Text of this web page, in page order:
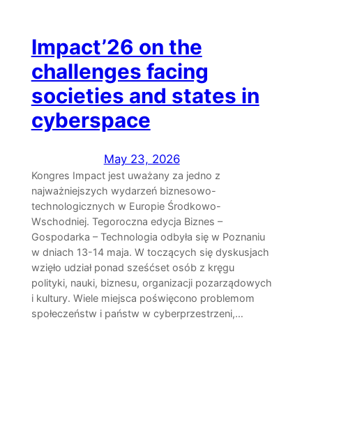
Impact’26 on the
challenges facing
societies and states in
cyberspace
May 23, 2026
Kongres Impact jest uważany za jedno z
najważniejszych wydarzeń biznesowo-
technologicznych w Europie Środkowo-
Wschodniej. Tegoroczna edycja Biznes –
Gospodarka – Technologia odbyła się w Poznaniu
w dniach 13-14 maja. W toczących się dyskusjach
wzięło udział ponad sześćset osób z kręgu
polityki, nauki, biznesu, organizacji pozarządowych
i kultury. Wiele miejsca poświęcono problemom
społeczeństw i państw w cyberprzestrzeni,…